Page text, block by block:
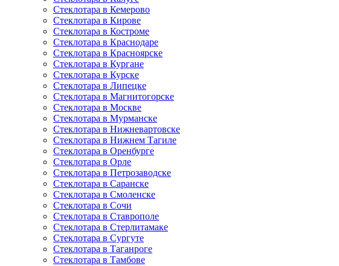
Стеклотара в Кемерово
Стеклотара в Кирове
Стеклотара в Костроме
Стеклотара в Краснодаре
Стеклотара в Красноярске
Стеклотара в Кургане
Стеклотара в Курске
Стеклотара в Липецке
Стеклотара в Магнитогорске
Стеклотара в Москве
Стеклотара в Мурманске
Стеклотара в Нижневартовске
Стеклотара в Нижнем Тагиле
Стеклотара в Оренбурге
Стеклотара в Орле
Стеклотара в Петрозаводске
Стеклотара в Саранске
Стеклотара в Смоленске
Стеклотара в Сочи
Стеклотара в Ставрополе
Стеклотара в Стерлитамаке
Стеклотара в Сургуте
Стеклотара в Таганроге
Стеклотара в Тамбове